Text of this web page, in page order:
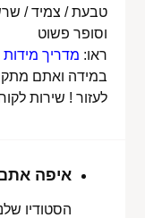
טבעת / צמיד /
וסופר פשוט
ראו: מדריך מידות
במידה ואתם
לעזור ! שירות
איפה